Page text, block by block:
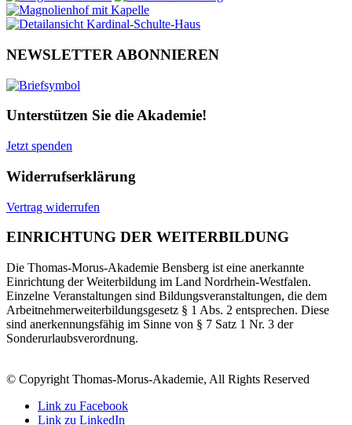
NEWSLETTER ABONNIEREN
Unterstützen Sie die Akademie!
Jetzt spenden
Widerrufserklärung
Vertrag widerrufen
EINRICHTUNG DER WEITERBILDUNG
Die Thomas-Morus-Akademie Bensberg ist eine anerkannte
Einrichtung der Weiterbildung im Land Nordrhein-Westfalen.
Einzelne Veranstaltungen sind Bildungsveranstaltungen, die dem
Arbeitnehmerweiterbildungsgesetz § 1 Abs. 2 entsprechen. Diese
sind anerkennungsfähig im Sinne von § 7 Satz 1 Nr. 3 der
Sonderurlaubsverordnung.
© Copyright Thomas-Morus-Akademie, All Rights Reserved
Link zu Facebook
Link zu LinkedIn